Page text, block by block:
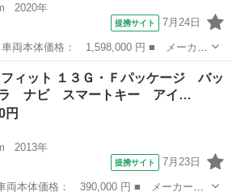
2020年
提携サイト 7月24日
フィット ■ グレード名： ｅ：ＨＥＶ
リアカメラ 衝突防止軽減ブレーキ Ｅ
ト
ィット １３Ｇ・Ｆパッケージ バッ
ラ ナビ スマートキー アイ…
円
2013年
提携サイト 7月23日